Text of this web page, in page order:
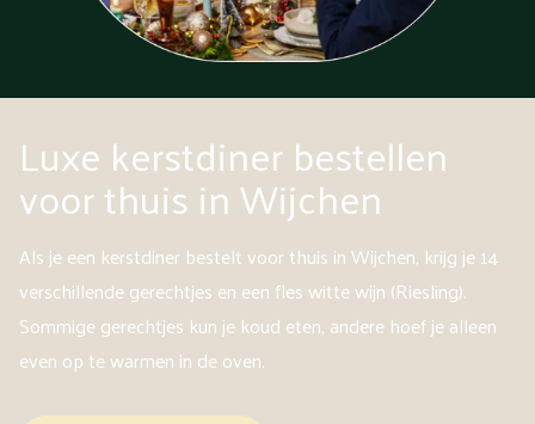
Luxe kerstdiner bestellen
voor thuis in Wijchen
Als je een kerstdiner bestelt voor thuis in Wijchen, krijg je 14
verschillende gerechtjes en een fles witte wijn (Riesling).
Sommige gerechtjes kun je koud eten, andere hoef je alleen
even op te warmen in de oven.